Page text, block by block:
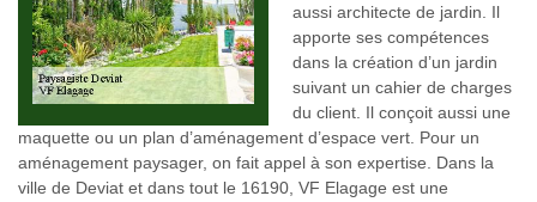
aussi architecte de jardin. Il
apporte ses compétences
dans la création d’un jardin
suivant un cahier de charges
du client. Il conçoit aussi une
maquette ou un plan d’aménagement d’espace vert. Pour un
aménagement paysager, on fait appel à son expertise. Dans la
ville de Deviat et dans tout le 16190, VF Elagage est une